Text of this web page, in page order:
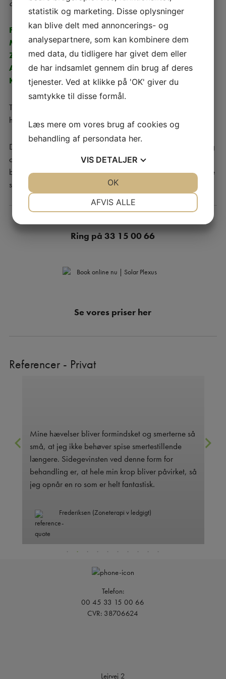
dem
Fysioterapi
Massage
Zoneterapi
Akupunktur
Kranio-sakral terapi
Tit anbefales også McKenzie øvelser samt
holdningskorrigering, som vi også kan instruere i.
Det er ofte en kombination der virker, men øvelser er en vigtig
del af et genoptræningsprogram, som sammen med
behandling virker styrkende og forebyggende i forhold til nye
skader.
Ring på33 15 00 66
Se vores priser her
Referencer - Privat
Mine hævelser bliver formindsket og smerterne så
små, at jeg ikke behøver spise smertestillende
længere. Sidegevinsten ved denne form for
behandling er, at hele min krop bliver påvirket, så
jeg opnår en ro som er helt fantastisk.
Frederiksen (Zoneterapi v ledgigt)
Telefon:
00 45 33 15 00 66
CVR: 38706624
Lejrvej 2
statistik og marketing. Disse oplysninger
kan blive delt med annoncerings- og
analysepartnere, som kan kombinere dem
med data, du tidligere har givet dem eller
de har indsamlet gennem din brug af deres
tjenester. Ved at klikke på 'OK' giver du
samtykke til disse formål.
Læs mere om vores brug af cookies og
behandling af persondata her.
VIS DETALJER
MARKETING STATISTIK
AFVIS ALLE
OK